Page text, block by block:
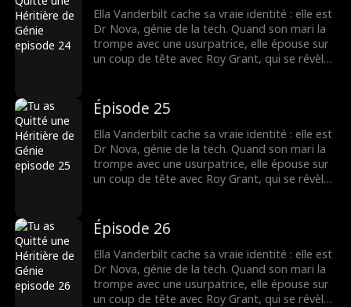
Ella Vanderbilt cache sa vraie identité : elle est
Dr Nova, génie de la tech. Quand son mari la
trompe avec une usurpatrice, elle épouse sur
un coup de tête avec Roy Grant, qui se révèle
contrat du siècle.
Épisode 25
Ella Vanderbilt cache sa vraie identité : elle est
Dr Nova, génie de la tech. Quand son mari la
trompe avec une usurpatrice, elle épouse sur
un coup de tête avec Roy Grant, qui se révèle
contrat du siècle.
Épisode 26
Ella Vanderbilt cache sa vraie identité : elle est
Dr Nova, génie de la tech. Quand son mari la
trompe avec une usurpatrice, elle épouse sur
un coup de tête avec Roy Grant, qui se révèle